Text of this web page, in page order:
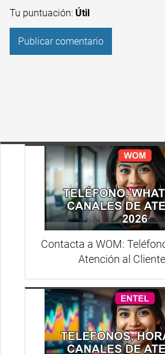
Tu puntuación: Útil
Contacta a WOM:
Atención al